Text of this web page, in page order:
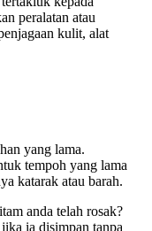
peralatan atau
kulit, alat
yang lama.
tempoh yang lama
katarak atau barah.
anda telah rosak?
ia disimpan tanpa